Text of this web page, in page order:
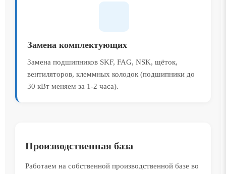
Замена комплектующих
Замена подшипников SKF, FAG, NSK, щёток,
вентиляторов, клеммных колодок (подшипники до
30 кВт меняем за 1-2 часа).
Производственная база
Работаем на собственной производственной базе во